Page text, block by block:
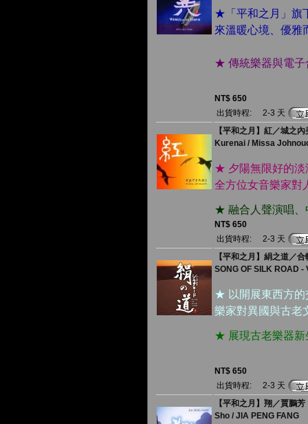
★「平和之月」旗
來溫暖心境、優雅
★ 傳統樂器與電子
NT$ 650
出貨時程:
2-3 天
【平和之月】紅／城之內
Kurenai / Missa
★ 夕陽無限好的淡
全方位女音樂家對
★ 融合人聲演唱、
NT$ 650
出貨時程:
2-3 天
【平和之月】絹之道／合
SONG OF SILK ROAD
★ 以開展東西方的
樂家對異國與古老
★ 展現古老樂器新
NT$ 650
出貨時程:
2-3 天
【平和之月】翔／賈鵬芳
Sho / JIA PENG FANG